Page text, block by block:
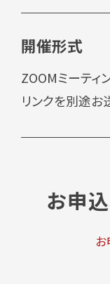
開催形式
ZOOMミーテ
リンクを別途お
お申